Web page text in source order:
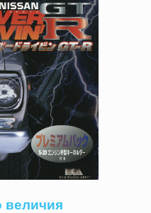
величия